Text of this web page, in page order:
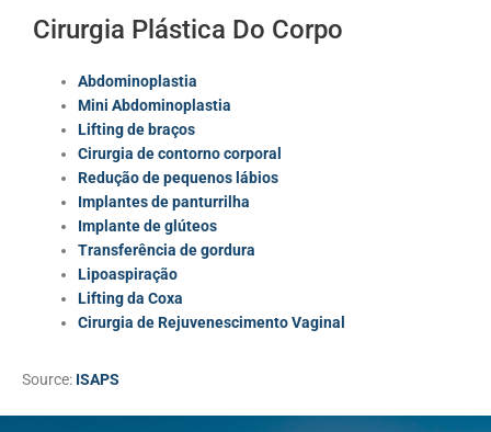
Cirurgia Plástica Do Corpo
Abdominoplastia
Mini Abdominoplastia
Lifting de braços
Cirurgia de contorno corporal
Redução de pequenos lábios
Implantes de panturrilha
Implante de glúteos
Transferência de gordura
Lipoaspiração
Lifting da Coxa
Cirurgia de Rejuvenescimento Vaginal
Source: ISAPS